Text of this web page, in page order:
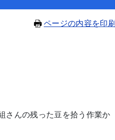
ページの内容を印刷
さんの残った豆を拾う作業か